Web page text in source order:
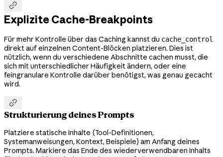

Explizite Cache-Breakpoints
Für mehr Kontrolle über das Caching kannst du cache_control
direkt auf einzelnen Content-Blöcken platzieren. Dies ist
nützlich, wenn du verschiedene Abschnitte cachen musst, die
sich mit unterschiedlicher Häufigkeit ändern, oder eine
feingranulare Kontrolle darüber benötigst, was genau gecacht
wird.

Strukturierung deines Prompts
Platziere statische Inhalte (Tool-Definitionen,
Systemanweisungen, Kontext, Beispiele) am Anfang deines
Prompts. Markiere das Ende des wiederverwendbaren Inhalts